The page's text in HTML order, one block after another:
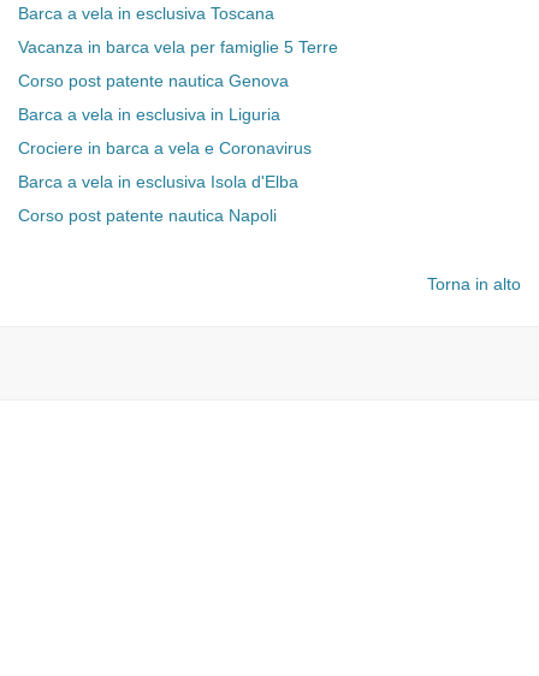
Barca a vela in esclusiva Toscana
Vacanza in barca vela per famiglie 5 Terre
Corso post patente nautica Genova
Barca a vela in esclusiva in Liguria
Crociere in barca a vela e Coronavirus
Barca a vela in esclusiva Isola d'Elba
Corso post patente nautica Napoli
Torna in alto